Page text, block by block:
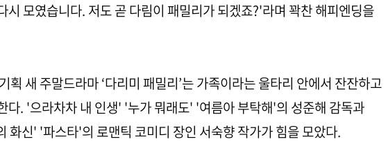
시 모였습니다. 저도 곧 다림이 패밀리가 되겠죠?'라며 꽉찬 해피엔딩을
획 새 주말드라마 ‘다리미 패밀리’는 가족이라는 울타리 안에서 잔잔하고
다. '으라차차 내 인생' '누가 뭐래도' '여름아 부탁해'의 성준해 감독과
화신' '파스타'의 로맨틱 코미디 장인 서숙향 작가가 힘을 모았다.